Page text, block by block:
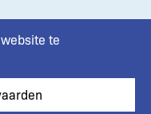
te